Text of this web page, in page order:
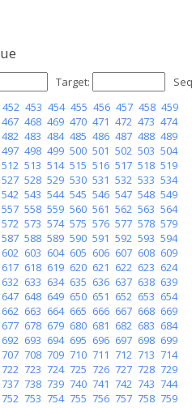
Target:
452 453 454 455 456 457 458 459
467 468 469 470 471 472 473 474
482 483 484 485 486 487 488 489
497 498 499 500 501 502 503 504
512 513 514 515 516 517 518 519
527 528 529 530 531 532 533 534
542 543 544 545 546 547 548 549
557 558 559 560 561 562 563 564
572 573 574 575 576 577 578 579
587 588 589 590 591 592 593 594
602 603 604 605 606 607 608 609
617 618 619 620 621 622 623 624
632 633 634 635 636 637 638 639
647 648 649 650 651 652 653 654
662 663 664 665 666 667 668 669
677 678 679 680 681 682 683 684
692 693 694 695 696 697 698 699
707 708 709 710 711 712 713 714
722 723 724 725 726 727 728 729
737 738 739 740 741 742 743 744
752 753 754 755 756 757 758 759